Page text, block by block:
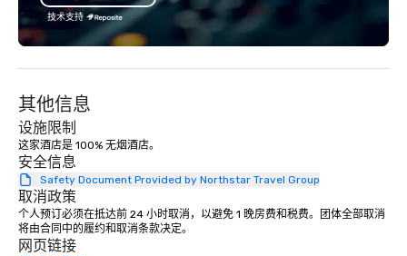
exciting wedding rental selections
and unparalleled event rental support,
inspire us. To us, Love is Love, and
whatever its form, it’s a Beautiful
Thing. We celebrate all loving
relationships that bring people
together, and support all wedding
couples throughout our communities.
We’re huge fans of socials and
celebrations where people share
laughter and find joy. From birthdays,
to anniversaries, to graduations and
技术支持
其他信息
设施限制
这家酒店是 100% 无烟酒店。
安全信息
Safety Document Provided by Northstar Travel Group
取消政策
个人预订必须在抵达前 24 小时取消，以避免 1 晚房费和税费。团体全部取消
将由合同中的履约和取消条款决定。
网页链接